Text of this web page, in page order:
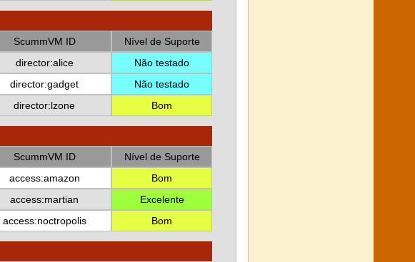
ScummVM ID
Nível de Suporte
director:alice
Não testado
director:gadget
Não testado
director:lzone Bom
ScummVM ID
Nível de Suporte
access:amazon
Bom
access:martian
Excelente
access:noctropolis Bom